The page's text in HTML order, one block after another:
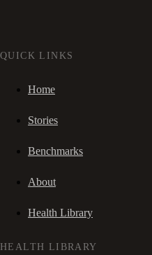
QUICK LINKS
Home
Stories
Benchmarks
About
Health Library
HEALTH LIBRARY